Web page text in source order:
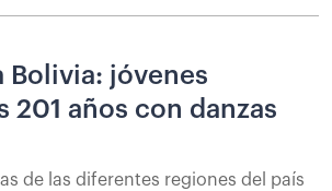
Bolivia: jóvenes
201 años con danzas
de las diferentes regiones del país